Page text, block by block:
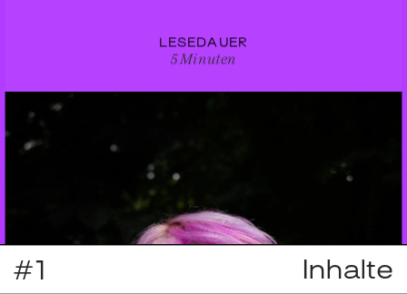
#1 Inhalte
LESEDAUER
5 Minuten